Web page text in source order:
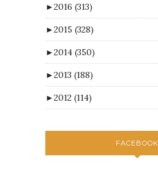
►2016 (313)
►2015 (328)
►2014 (350)
►2013 (188)
►2012 (114)
FACEBOOK